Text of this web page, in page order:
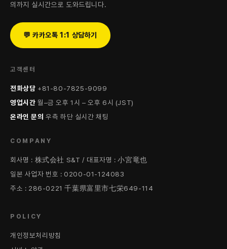
의까지 실시간으로 도와드립니다.
💬 카카오톡 1:1 상담하기
고객센터
전화상담 +81-80-7825-9099
영업시간 월–금 오후 1시 – 오후 6시 (JST)
온라인 문의 우측 하단 실시간 채팅
COMPANY
회사명 : 株式会社 S&T / 대표자명 : 小宮竜也
일본 사업자 번호 : 0200-01-124083
주소 : 286-0221 千葉県富里市七栄649-114
POLICY
개인정보처리방침